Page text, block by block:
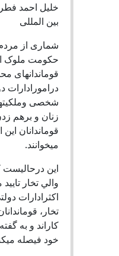
خليل احمد
بين المللى
شمارى از مردم
حکومت ملوک
قوماندانهاى
شخصى
زنان و برهم
قوماندانان
ميخوانند.
اين درحاليست
والي تخار
اكثرادارات
تخار،
كاراند و به
خود فيصله